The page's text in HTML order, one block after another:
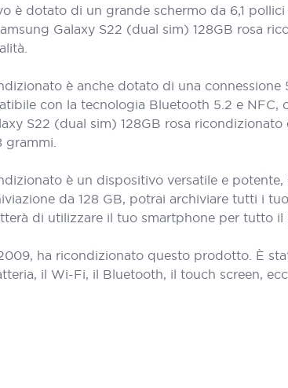
è dotato di un grande schermo da 6,1
Galaxy S22 (dual sim) 128GB rosa
è anche dotato di una
con la tecnologia Bluetooth 5.2 e
S22 (dual sim) 128GB rosa
grammi.
è un dispositivo versatile e
da 128 GB, potrai archiviare tutti i
di utilizzare il tuo smartphone per tutto
ha ricondizionato questo prodotto. È
il Wi-Fi, il Bluetooth, il touch screen,